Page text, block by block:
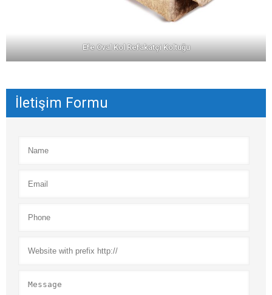
Efe Oval Kol Refakatçi Koltuğu
İletişim Formu